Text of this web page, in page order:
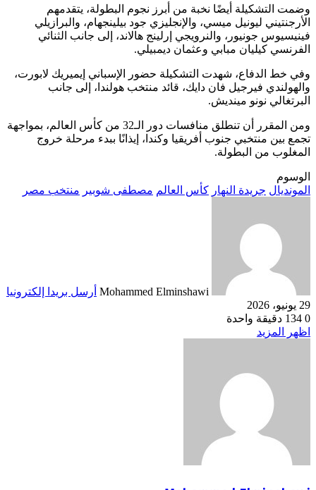
وضمت التشكيلة أيضًا نخبة من أبرز نجوم البطولة، يتقدمهم
الأرجنتيني ليونيل ميسي، والإنجليزي جود بيلينجهام، والبرازيلي
فينيسيوس جونيور، والنرويجي إرلينج هالاند، إلى جانب الثنائي
الفرنسي كيليان مبابي وعثمان ديمبيلي.
وفي خط الدفاع، شهدت التشكيلة حضور الإسباني إيميريك لابورت،
والهولندي فيرجيل فان دايك، قائد منتخب هولندا، إلى جانب
البرتغالي نونو مينديش.
ومن المقرر أن تنطلق منافسات دور الـ32 من كأس العالم، بمواجهة
تجمع بين منتخبي جنوب أفريقيا وكندا، إيذانًا ببدء مرحلة خروج
المغلوب من البطولة.
الوسوم
المونديال جريدة النهار كأس العالم مصطفى شوبير منتخب مصر
Mohammed Elminshawi أرسل بريدا إلكترونيا
29 يونيو، 2026
0
دقيقة واحدة
اظهر المزيد